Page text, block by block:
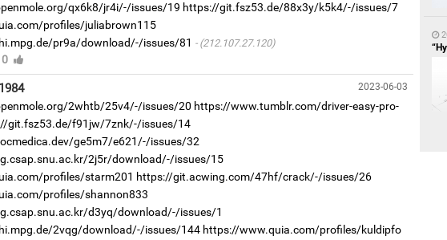
qx6k8/jr4i/-/issues/19 https://git.fsz53.de/88x3y/k5k4/-/issues/7
profiles/juliabrown115
pr9a/download/-/issues/81
(212.107.27.120)
0
2023-06-03
2whtb/25v4/-/issues/20 https://www.tumblr.com/driver-easy-pro-
git.fsz53.de/f91jw/7znk/-/issues/14
ge5m7/e621/-/issues/32
2j5r/download/-/issues/15
profiles/starm201 https://git.acwing.com/47hf/crack/-/issues/26
profiles/shannon833
d3yq/download/-/issues/1
2vqg/download/-/issues/144 https://www.quia.com/profiles/kuldipfo